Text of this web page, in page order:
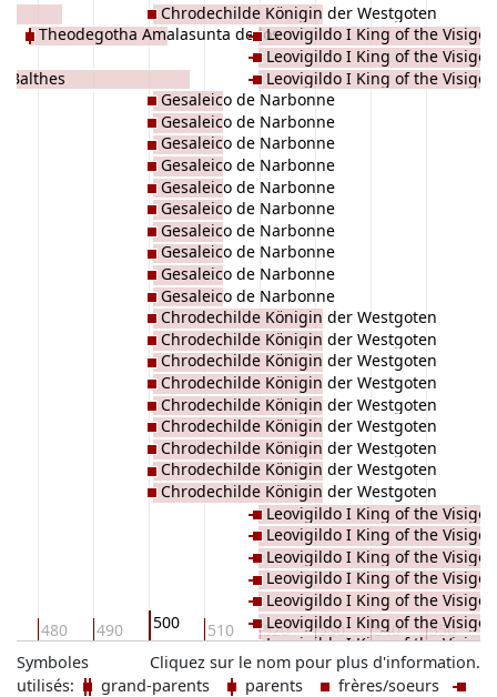
480 490 500 510 520 530 540 550
Balthes
Theodegotha Amalasunta de los
Chrodechilde Königin der Westgoten
Gesaleico de Narbonne
Gesaleico de Narbonne
Gesaleico de Narbonne
Gesaleico de Narbonne
Gesaleico de Narbonne
Gesaleico de Narbonne
Gesaleico de Narbonne
Gesaleico de Narbonne
Gesaleico de Narbonne
Gesaleico de Narbonne
Chrodechilde Königin der Westgoten
Chrodechilde Königin der Westgoten
Chrodechilde Königin der Westgoten
Chrodechilde Königin der Westgoten
Chrodechilde Königin der Westgoten
Chrodechilde Königin der Westgoten
Chrodechilde Königin der Westgoten
Chrodechilde Königin der Westgoten
Chrodechilde Königin der Westgoten
Leovigildo I King of the
Leovigildo I King of the
Leovigildo I King of the
Leovigildo I King of the
Leovigildo I King of the
Leovigildo I King of the
Leovigildo I King of the
Leovigildo I King of the
Leovigildo I King of the
Leovigildo I King of the
Cliquez sur le nom pour plus d'information.
Symboles
utilisés:
grand-parents parents
frères/soeurs